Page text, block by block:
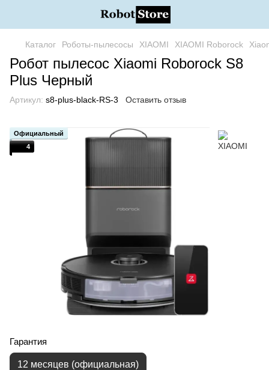
Каталог Роботы-пылесосы XIAOMI XIAOMI Roborock
Робот пылесос Xiaomi Roborock S8
Plus Черный
Артикул: s8-plus-black-RS-3 Оставить отзыв
Официальный
4
Гарантия
12 месяцев (официальная)